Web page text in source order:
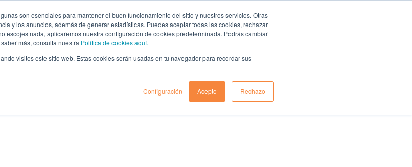
son esenciales para mantener el buen funcionamiento del sitio y nuestros servicios. Otras
y los anuncios, además de generar estadísticas. Puedes aceptar todas las cookies, rechazar
escojes nada, aplicaremos nuestra configuración de cookies predeterminada. Podrás cambiar
más, consulta nuestra Política de cookies aquí.
visites este sitio web. Estas cookies serán usadas en tu navegador para recordar sus
Configuración Acepto Rechazo